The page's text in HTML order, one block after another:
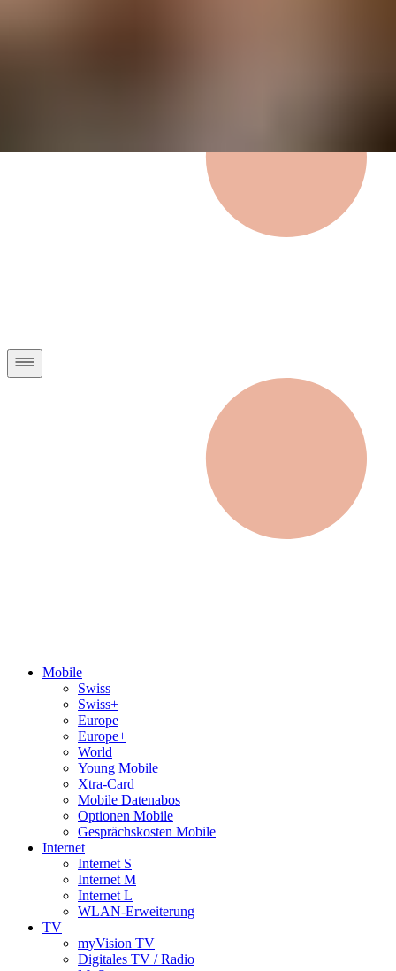
Mobile
Swiss
Swiss+
Europe
Europe+
World
Young Mobile
Xtra-Card
Mobile Datenabos
Optionen Mobile
Gesprächskosten Mobile
Internet
Internet S
Internet M
Internet L
WLAN-Erweiterung
TV
myVision TV
Digitales TV / Radio